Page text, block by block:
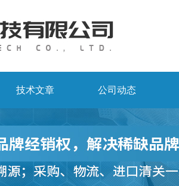
技术文章 公司动态